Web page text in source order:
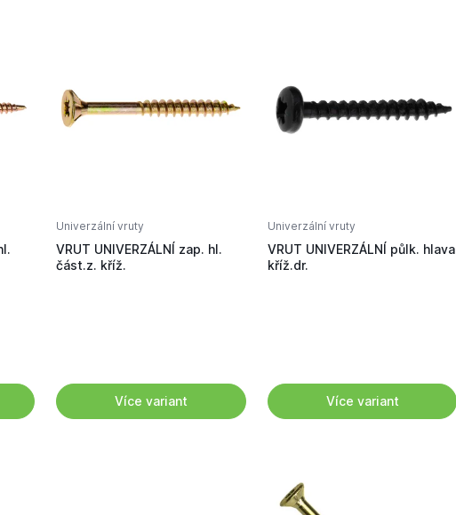
Univerzální vruty
VRUT UNIVERZÁLNÍ zap. hl.
část.z. kříž.
Více variant
Univerzální vruty
VRUT UNIVERZÁLNÍ půlk. hlava
kříž.dr.
Více variant